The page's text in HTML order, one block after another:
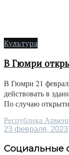
Культура
В Гюмри
В Гюмри 21
действовать в
По случаю
Республика
23 февраля, 2023
Социальные